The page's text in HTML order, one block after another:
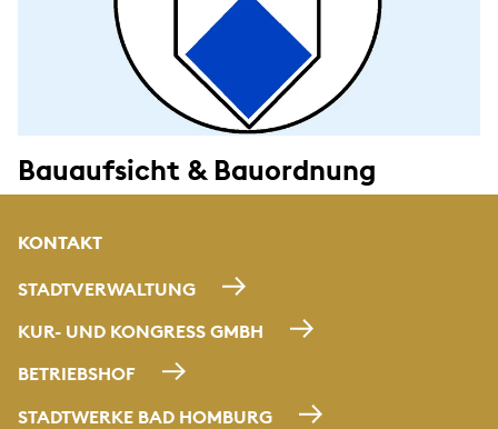
Bauaufsicht & Bauordnung
KONTAKT
STADTVERWALTUNG
KUR- UND KONGRESS GMBH
BETRIEBSHOF
STADTWERKE BAD HOMBURG